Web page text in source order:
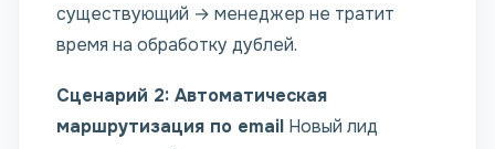
существующий → менеджер не тратит
время на обработку дублей.
Сценарий 2: Автоматическая
маршрутизация по email Новый лид